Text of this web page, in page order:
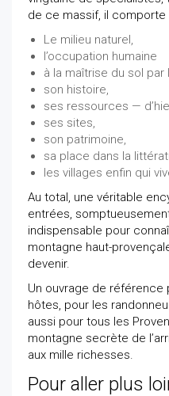
de ce massif, il
Le milieu naturel,
l’occupation humaine
à la maîtrise du sol par
son histoire,
ses ressources —
ses sites,
son patrimoine,
sa place dans la
les villages enfin qui
Au total, une véritable
entrées,
indispensable pour
montagne haut-
devenir.
Un ouvrage de
hôtes, pour les
aussi pour tous les
montagne secrète de
aux mille richesses.
Pour aller plus